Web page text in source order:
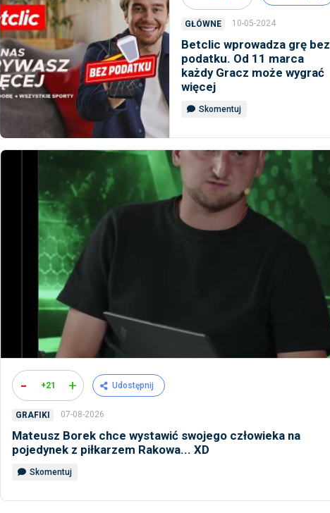
GŁÓWNE 10-05-2024
Betclic wprowadza grę bez
podatku. Od 11 marca
każdy Gracz może wygrać
więcej
Skomentuj
- +21 + Udostępnij
GRAFIKI 07-08-2026
Mateusz Borek chce wystawić swojego człowieka na
pojedynek z piłkarzem Rakowa... XD
Skomentuj